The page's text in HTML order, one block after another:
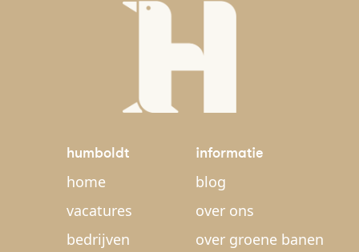
humboldt
home
vacatures
bedrijven
informatie
blog
over ons
over groene banen